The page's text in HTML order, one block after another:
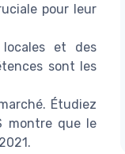
pour leur
locales et des
sont les
Étudiez
montre que le